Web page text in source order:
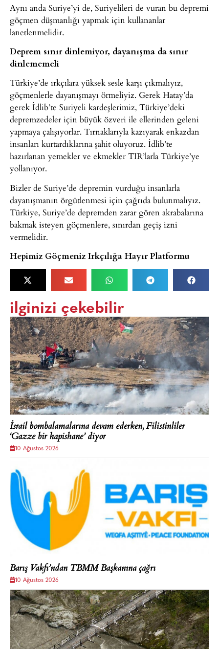
Aynı anda Suriye’yi de, Suriyelileri de vuran bu depremi
göçmen düşmanlığı yapmak için kullananlar
lanetlenmelidir.
Deprem sınır dinlemiyor, dayanışma da sınır
dinlememeli
Türkiye’de ırkçılara yüksek sesle karşı çıkmalıyız,
göçmenlerle dayanışmayı örmeliyiz. Gerek Hatay’da
gerek İdlib’te Suriyeli kardeşlerimiz, Türkiye’deki
depremzedeler için büyük özveri ile ellerinden geleni
yapmaya çalışıyorlar. Tırnaklarıyla kazıyarak enkazdan
insanları kurtardıklarına şahit oluyoruz. İdlib’te
hazırlanan yemekler ve ekmekler TIR’larla Türkiye’ye
yollanıyor.
Bizler de Suriye’de depremin vurduğu insanlarla
dayanışmanın örgütlenmesi için çağrıda bulunmalıyız.
Türkiye, Suriye’de depremden zarar gören akrabalarına
bakmak isteyen göçmenlere, sınırdan geçiş izni
vermelidir.
Hepimiz Göçmeniz Irkçılığa Hayır Platformu
ilginizi çekebilir
İsrail bombalamalarına devam ederken, Filistinliler
‘Gazze bir hapishane’ diyor
10 Ağustos 2026
Barış Vakfı’ndan TBMM Başkanına çağrı
10 Ağustos 2026